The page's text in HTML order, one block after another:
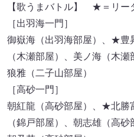
【歌うまバトル】 ★＝リー
［出羽海一門］
御嶽海（出羽海部屋）、★豊
（木瀬部屋）、美ノ海（木瀬
狼雅（二子山部屋）
［高砂一門］
朝紅龍（高砂部屋）、★北勝
（錦戸部屋）、朝志雄（高砂